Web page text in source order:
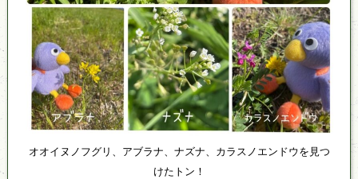
オオイヌノフグリ、アブラナ、ナズナ、カラスノエンドウを見つ
けたトン！